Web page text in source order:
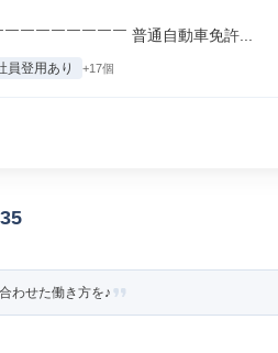
￣￣￣￣￣￣￣ 普通自動車免許...
員登用あり +17個
わせた働き方を♪